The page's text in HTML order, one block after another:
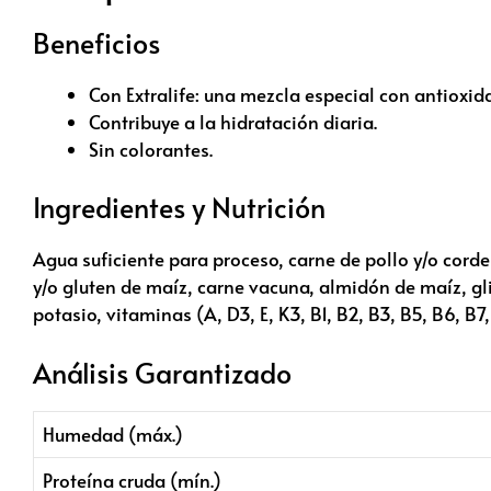
Beneficios
Con Extralife: una mezcla especial con
Contribuye a la hidratación diaria.
Sin colorantes.
Ingredientes y Nutrición
Agua suficiente para proceso, carne de pollo y/o
y/o gluten de maíz, carne vacuna, almidón de maíz,
potasio, vitaminas (A, D3, E, K3, B1, B2, B3, B5, B6,
Análisis Garantizado
Humedad (máx.)
Proteína cruda (mín.)